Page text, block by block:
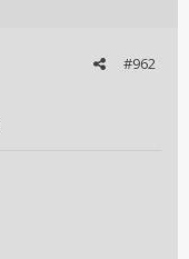
#962